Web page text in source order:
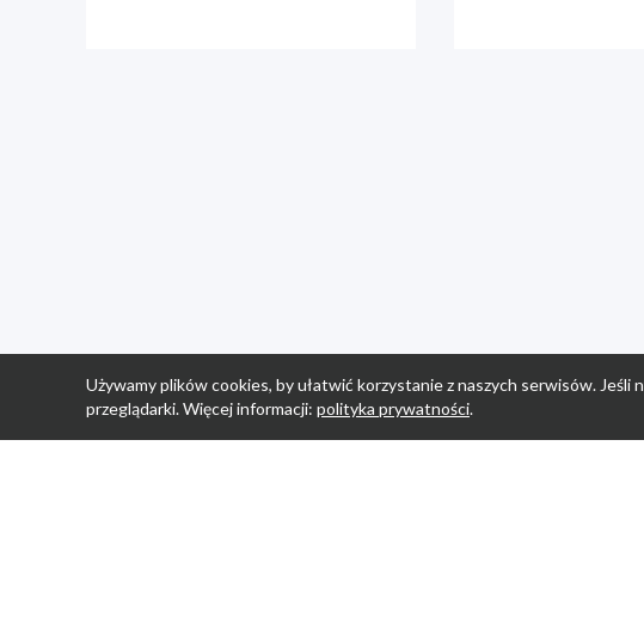
Używamy plików cookies, by ułatwić korzystanie z naszych serwisów.
przeglądarki. Więcej informacji: polityka prywatności.